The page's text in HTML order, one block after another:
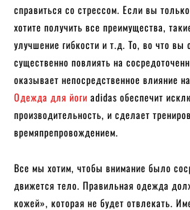
справиться со стрессом. Если вы
хотите получить все преимущества,
улучшение гибкости и т.д. То, во что
существенно повлиять на
оказывает непосредственное влияние
Одежда для йоги adidas обеспечит
производительность, и сделает
времяпрепровождением.
Все мы хотим, чтобы внимание было
движется тело. Правильная одежда
кожей», которая не будет отвлекать.